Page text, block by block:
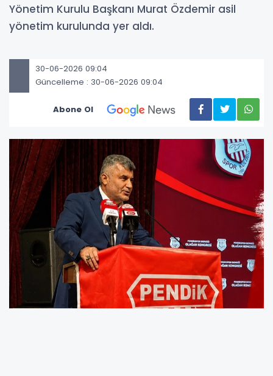
Yönetim Kurulu Başkanı Murat Özdemir asil
yönetim kurulunda yer aldı.
30-06-2026 09:04
Güncelleme : 30-06-2026 09:04
Abone Ol